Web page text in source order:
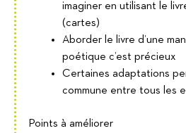
imaginer en utilisant le
(cartes)
Aborder le livre d’une
poétique c’est précieux
Certaines adaptations
commune entre tous les
Points à améliorer